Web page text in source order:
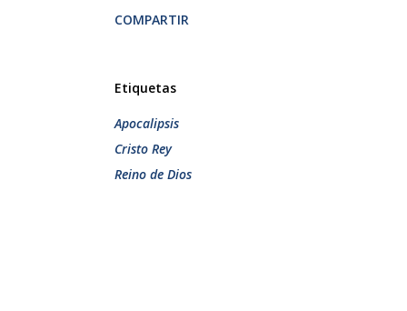
COMPARTIR
Etiquetas
Apocalipsis
Cristo Rey
Reino de Dios